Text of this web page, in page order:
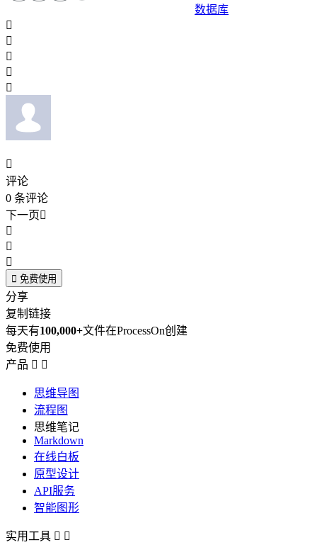
数据库






评论
0 条评论
下一页



 免费使用
分享
复制链接
每天有100,000+文件在ProcessOn创建
免费使用
产品  
思维导图
流程图
思维笔记
Markdown
在线白板
原型设计
API服务
智能图形
实用工具  